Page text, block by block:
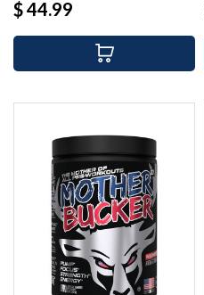
Precio
$ 44.99